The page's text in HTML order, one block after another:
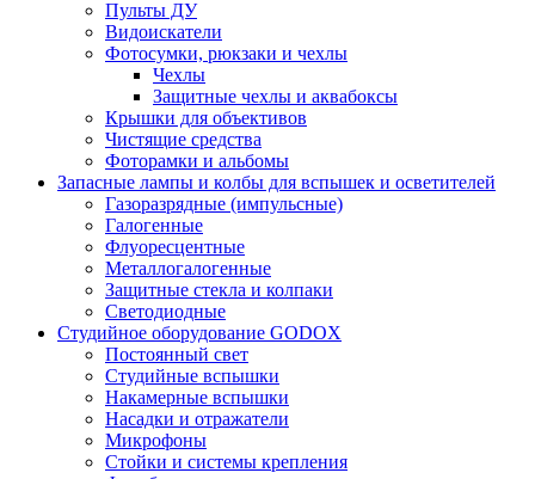
Пульты ДУ
Видоискатели
Фотосумки, рюкзаки и чехлы
Чехлы
Защитные чехлы и аквабоксы
Крышки для объективов
Чистящие средства
Фоторамки и альбомы
Запасные лампы и колбы для вспышек и осветителей
Газоразрядные (импульсные)
Галогенные
Флуоресцентные
Металлогалогенные
Защитные стекла и колпаки
Светодиодные
Студийное оборудование GODOX
Постоянный свет
Студийные вспышки
Накамерные вспышки
Насадки и отражатели
Микрофоны
Стойки и системы крепления